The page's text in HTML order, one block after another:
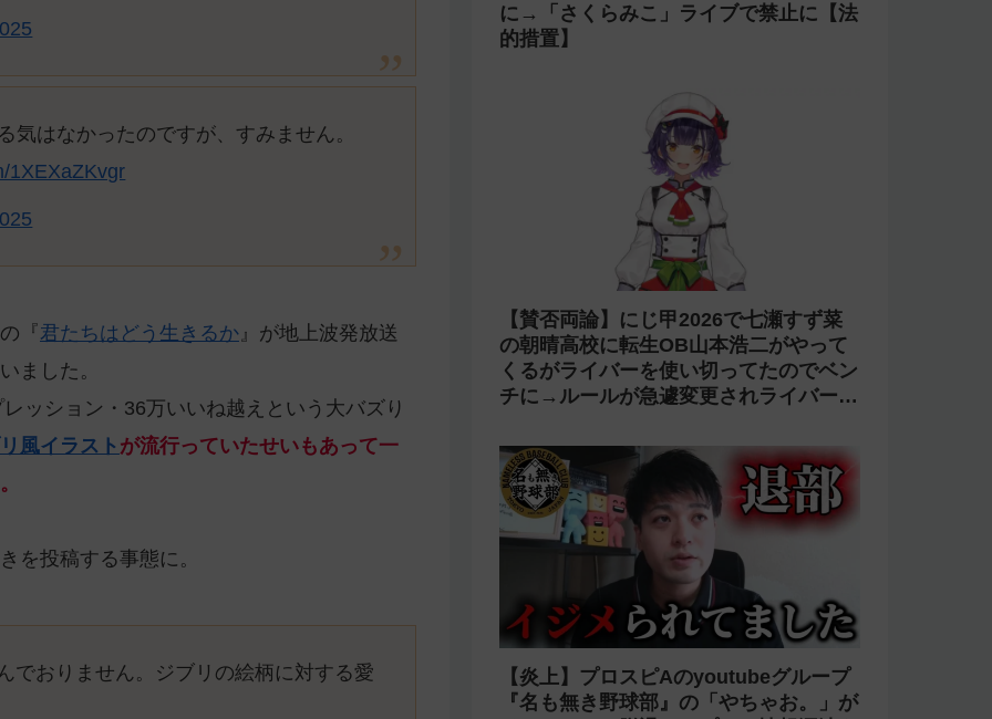
はなかったのですが、すみません。
1XEXaZKvgr
『君たちはどう生きるか 』が地上波発放送
ました。
ッション・36万いいね越えという大バズり
風イラスト が流行っていたせいもあって一
を投稿する事態に。
でおりません。ジブリの絵柄に対する愛
に→「さくらみこ」ライブで禁止に【法
的措置】
【賛否両論】にじ甲2026で七瀬すず菜
の朝晴高校に転生OB山本浩二がやって
くるがライバーを使い切ってたのでベン
チに→ルールが急遽変更されライバーの
【炎上】プロスピAのyoutubeグループ
『名も無き野球部』の「やちゃお。」が